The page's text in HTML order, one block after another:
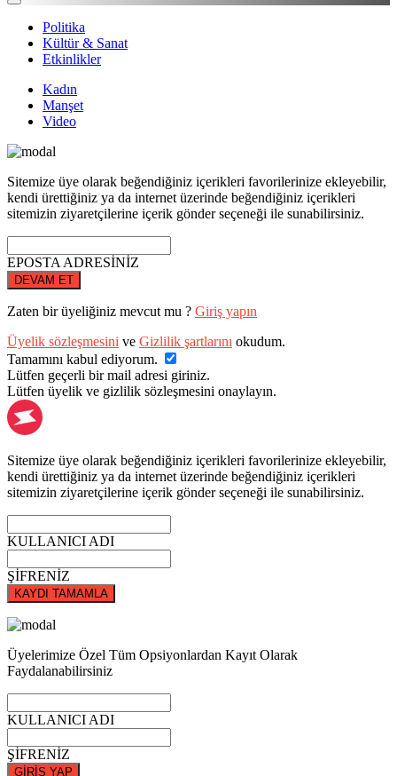
Politika
Kültür & Sanat
Etkinlikler
Kadın
Manşet
Video
Sitemize üye olarak beğendiğiniz içerikleri favorilerinize ekleyebilir,
kendi ürettiğiniz ya da internet üzerinde beğendiğiniz içerikleri
sitemizin ziyaretçilerine içerik gönder seçeneği ile sunabilirsiniz.
EPOSTA ADRESİNİZ
DEVAM ET
Zaten bir üyeliğiniz mevcut mu ? Giriş yapın
Üyelik sözleşmesini ve Gizlilik şartlarını okudum.
Tamamını kabul ediyorum.
Lütfen geçerli bir mail adresi giriniz.
Lütfen üyelik ve gizlilik sözleşmesini onaylayın.
Sitemize üye olarak beğendiğiniz içerikleri favorilerinize ekleyebilir,
kendi ürettiğiniz ya da internet üzerinde beğendiğiniz içerikleri
sitemizin ziyaretçilerine içerik gönder seçeneği ile sunabilirsiniz.
KULLANICI ADI
ŞİFRENİZ
KAYDI TAMAMLA
Üyelerimize Özel Tüm Opsiyonlardan Kayıt Olarak
Faydalanabilirsiniz
KULLANICI ADI
ŞİFRENİZ
GİRİŞ YAP